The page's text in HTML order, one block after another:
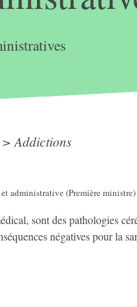
> Addictions
administrative (Première ministre)
sont des pathologies
négatives pour la